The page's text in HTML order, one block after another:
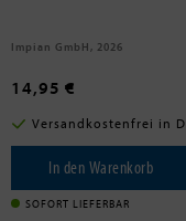
Impian GmbH, 2026
14,95 €
Versandkostenfrei in
In den Warenkorb
SOFORT LIEFERBAR